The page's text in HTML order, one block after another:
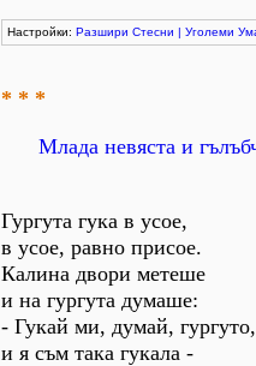
Настройки: Разшири Стесни | Уголеми
* * *
Млада невяста и
Гургута гука в усое,
в усое, равно присое.
Калина двори метеше
и на гургута думаше:
- Гукай ми, думай, гургуто,
и я съм така гукала -